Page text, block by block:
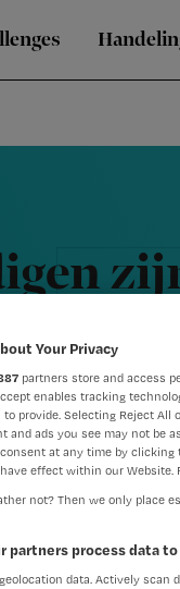
Your Privacy
partners store and access
enables tracking
to provide. Selecting Reject
and ads you see may not be
at any time by clicking
effect within our Website.
not? Then we only place
partners process data
data. Actively